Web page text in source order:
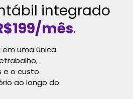
integrado
mês.
em uma única
e o custo
ao longo do